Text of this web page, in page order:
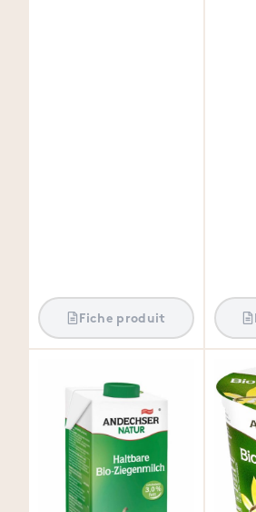
Fiche produit